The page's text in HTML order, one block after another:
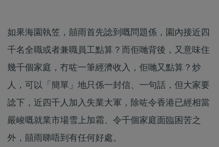
如果海園執笠，囍雨首先諗到嘅問題係，園內接近四
千名全職或者兼職員工點算？而佢哋背後，又意味住
幾千個家庭，冇咗一筆經濟收入，佢哋又點算？炒
人，可以「簡單」地只係一封信、一句話，但大家要
諗下，近四千人加入失業大軍，除咗令香港已經相當
嚴峻嘅就業市場雪上加霜、令千個家庭面臨困苦之
外，囍雨睇唔到有任何好處。